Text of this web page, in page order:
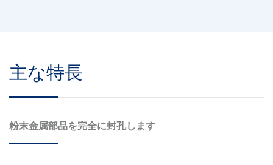
主な特長
粉末金属部品を完全に封孔します